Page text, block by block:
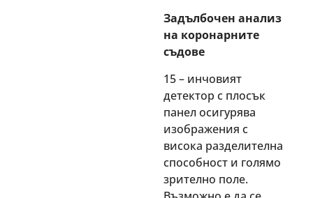
Задълбочен анализ
на коронарните
съдове
15 – инчовият
детектор с плосък
панел осигурява
изображения с
висока разделителна
способност и голямо
зрително поле.